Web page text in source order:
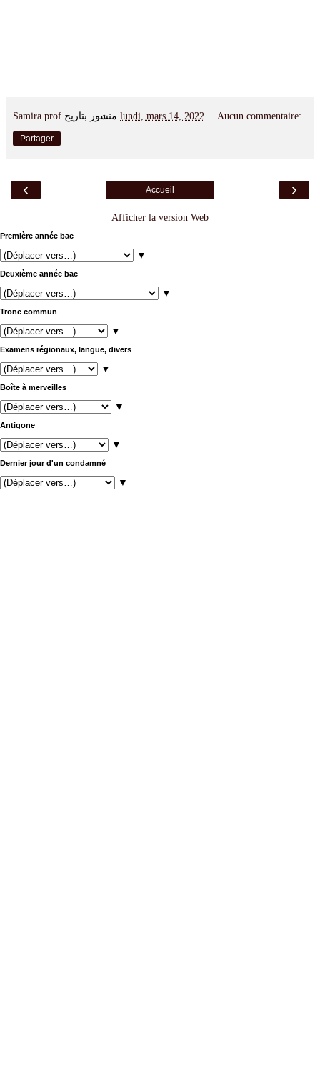
Samira prof lundi, mars 14, 2022 Aucun commentaire:
Partager
‹ ›
Accueil
Afficher la version Web
Première année bac
▼
Deuxième année bac
▼
Tronc commun
▼
Examens régionaux, langue, divers
▼
Boîte à merveilles
▼
Antigone
▼
Dernier jour d'un condamné
▼